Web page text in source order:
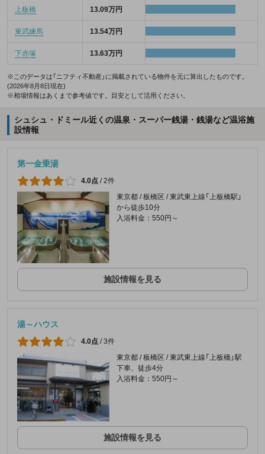
上板橋 13.09万円
東武練馬 13.54万円
下赤塚 13.63万円
※このデータは「ニフティ不動産」に掲載されている物件を元に算出したものです。
(2026年8月8日現在)
※相場情報はあくまで参考値です。目安として活用ください。
シュシュ・ドミール近くの温泉・スーパー銭湯・銭湯など温浴施
設情報
第一金乗湯
4.0点 /2件
東京都 / 板橋区 / 東武東上線「上板橋駅」
から徒歩10分
入浴料金：550円～
施設情報を見る
湯～ハウス
4.0点 /3件
東京都 / 板橋区 / 東武東上線「上板橋」駅
下車、徒歩4分
入浴料金：550円～
施設情報を見る